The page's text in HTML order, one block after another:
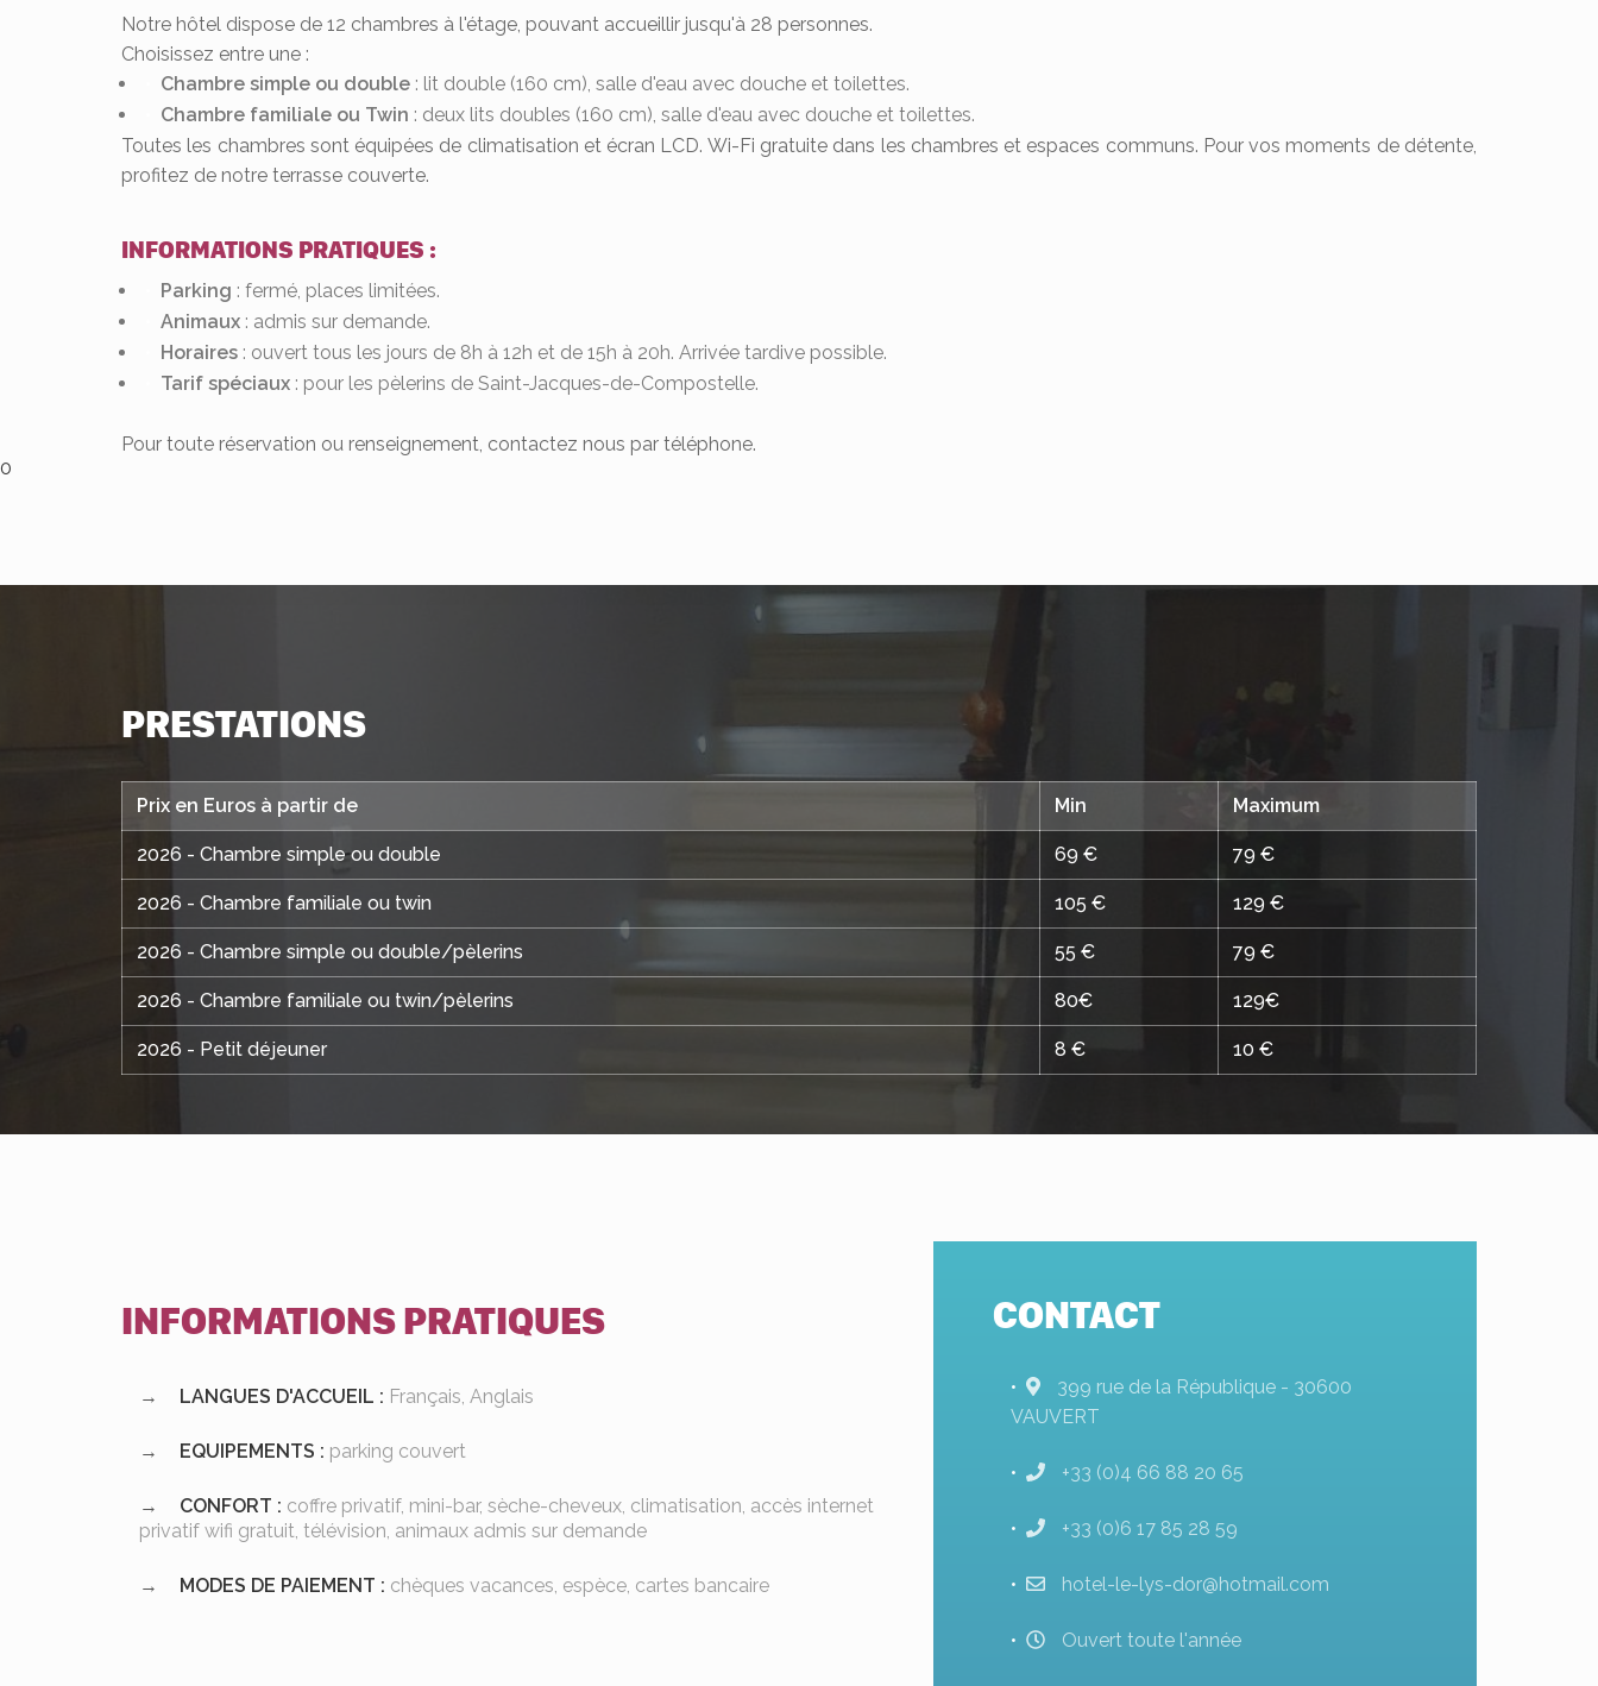
Notre hôtel dispose de 12 chambres à l'étage, pouvant accueillir jusqu'à 28 personnes.
Choisissez entre une :
Chambre simple ou double : lit double (160 cm), salle d'eau avec douche et toilettes.
Chambre familiale ou Twin : deux lits doubles (160 cm), salle d'eau avec douche et toilettes.
Toutes les chambres sont équipées de climatisation et écran LCD. Wi-Fi gratuite dans les chambres et espaces communs. Pour vos moments de détente,
profitez de notre terrasse couverte.
INFORMATIONS PRATIQUES :
Parking : fermé, places limitées.
Animaux : admis sur demande.
Horaires : ouvert tous les jours de 8h à 12h et de 15h à 20h. Arrivée tardive possible.
Tarif spéciaux : pour les pèlerins de Saint-Jacques-de-Compostelle.
Pour toute réservation ou renseignement, contactez nous par téléphone.
0
PRESTATIONS
Prix en Euros à partir de Min Maximum
2026 - Chambre simple ou double 69 € 79 €
2026 - Chambre familiale ou twin 105 € 129 €
2026 - Chambre simple ou double/pèlerins 55 € 79 €
2026 - Chambre familiale ou twin/pèlerins 80€ 129€
2026 - Petit déjeuner 8 € 10 €
INFORMATIONS PRATIQUES
LANGUES D'ACCUEIL : Français, Anglais
EQUIPEMENTS : parking couvert
CONFORT : coffre privatif, mini-bar, sèche-cheveux, climatisation, accès internet
privatif wifi gratuit, télévision, animaux admis sur demande
MODES DE PAIEMENT : chèques vacances, espèce, cartes bancaire
CONTACT
399 rue de la République - 30600
VAUVERT
+33 (0)4 66 88 20 65
+33 (0)6 17 85 28 59
hotel-le-lys-dor@hotmail.com
Ouvert toute l'année